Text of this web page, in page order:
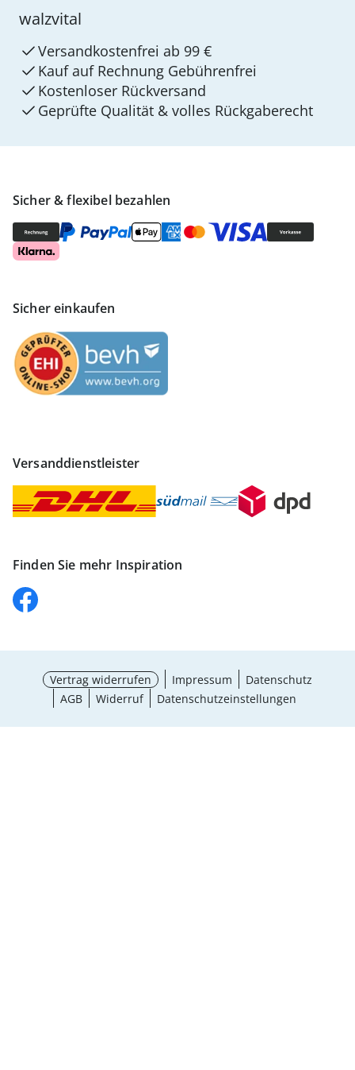
Sicher & flexibel bezahlen
Sicher einkaufen
Versanddienstleister
Finden Sie mehr Inspiration
walzvital
Versandkostenfrei ab 99 €
Kauf auf Rechnung Gebührenfrei
Kostenloser Rückversand
Geprüfte Qualität & volles Rückgaberecht
Vertrag widerrufen Impressum
Datenschutz
AGB
Widerruf Datenschutzeinstellungen